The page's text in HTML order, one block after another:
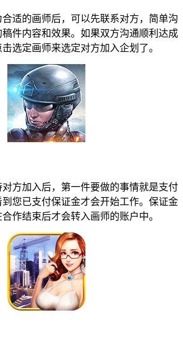
的画师后，可以先联系对方，简单沟
件内容和效果。如果双方沟通顺利达成
选定画师来选定对方加入企划了。
加入后，第一件要做的事情就是支付
您已支付保证金才会开始工作。保证金
作结束后才会转入画师的账户中。